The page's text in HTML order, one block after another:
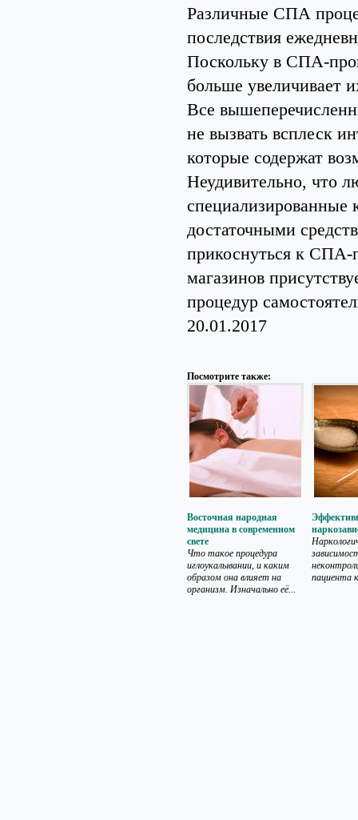
Различные СПА
последствия
Поскольку в СПА-
больше увеличивает
Все
не вызвать всплеск
которые содержат
Неудивительно, что
специализированные
достаточными
прикоснуться к СПА-
магазинов
процедур
20.01.2017
Посмотрите также:
Восточная народная
медицина в современном
свете
Что такое процедура
иглоукалывании, и каким
образом она влияет на
организм. Изначально её...
пациента